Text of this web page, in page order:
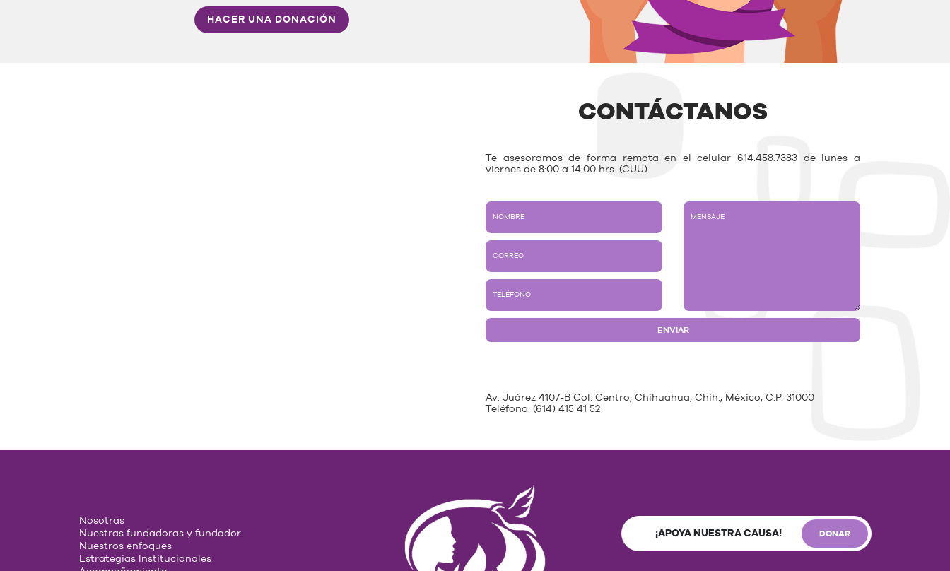
HACER UNA DONACIÓN
CONTÁCTANOS
Te asesoramos de forma remota en el celular 614.458.7383 de lunes a
viernes de 8:00 a 14:00 hrs. (CUU)
Av. Juárez 4107-B Col. Centro, Chihuahua, Chih., México, C.P. 31000
Teléfono: (614) 415 41 52
Nosotras
Nuestras fundadoras y fundador
Nuestros enfoques
Estrategias Institucionales
¡APOYA NUESTRA CAUSA! DONAR